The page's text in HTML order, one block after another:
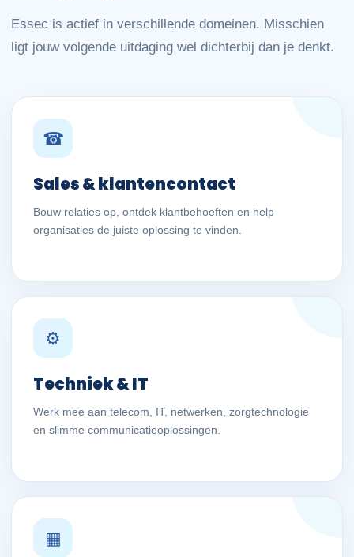
Essec is actief in verschillende domeinen. Misschien
ligt jouw volgende uitdaging wel dichterbij dan je denkt.
☎
Sales & klantencontact
Bouw relaties op, ontdek klantbehoeften en help
organisaties de juiste oplossing te vinden.
⚙
Techniek & IT
Werk mee aan telecom, IT, netwerken, zorgtechnologie
en slimme communicatieoplossingen.
▦